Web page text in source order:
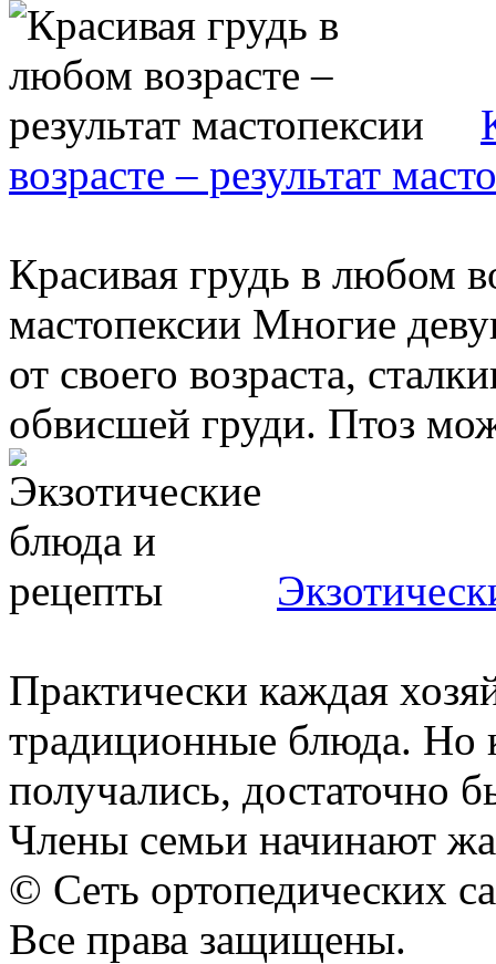
возрасте – результат
Красивая грудь в любом
мастопексии Многие
от своего возраста,
обвисшей груди. Птоз
Практически каждая
традиционные блюда. Но
получались, достаточно
Члены семьи начинают
© Сеть ортопедических
Все права защищены.